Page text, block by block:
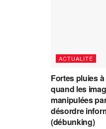
ACTUALITÉ
Fortes pluies
quand les
manipulées
désordre
(débunking)